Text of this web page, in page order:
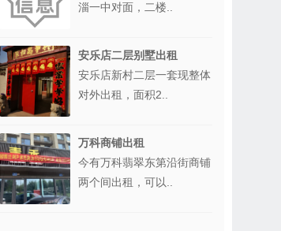
淄一中对面，二楼..
安乐店二层别墅出租
安乐店新村二层一套现整体
对外出租，面积2..
万科商铺出租
今有万科翡翠东第沿街商铺
两个间出租，可以..